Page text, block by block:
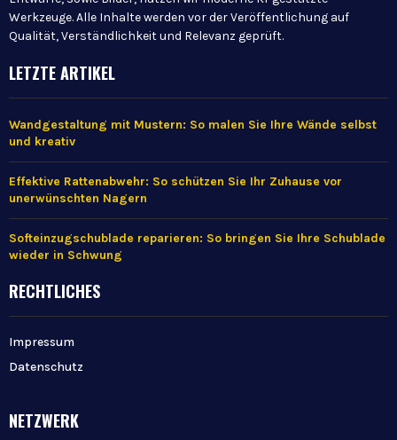
Werkzeuge. Alle Inhalte werden vor der Veröffentlichung auf
Qualität, Verständlichkeit und Relevanz geprüft.
LETZTE ARTIKEL
Wandgestaltung mit Mustern: So malen Sie Ihre Wände selbst
und kreativ
Effektive Rattenabwehr: So schützen Sie Ihr Zuhause vor
unerwünschten Nagern
Softeinzugschublade reparieren: So bringen Sie Ihre Schublade
wieder in Schwung
RECHTLICHES
Impressum
Datenschutz
NETZWERK